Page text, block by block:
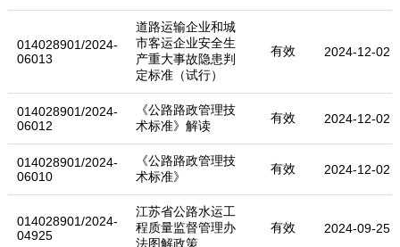
014028901/2024-
06013
道路运输企业和城
市客运企业安全生
产重大事故隐患判
定标准（试行）
有效 2024-12-02
014028901/2024-
06012
《公路路政管理技
术标准》解读
有效 2024-12-02
014028901/2024-
06010
《公路路政管理技
术标准》
有效 2024-12-02
014028901/2024-
04925
江苏省公路水运工
程质量监督管理办
法图解政策
有效 2024-09-25